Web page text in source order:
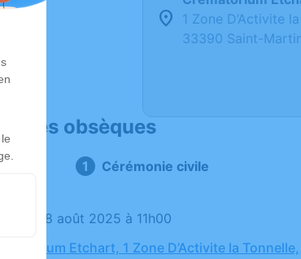
1 Zone D’Activite
33390 Saint-
des obsèques
Cérémonie civile
Le jeudi 28 août 2025 à 11h00
Etchart, 1 Zone D’Activite la Tonnelle,